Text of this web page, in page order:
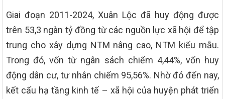
Giai đoạn 2011-2024, Xuân Lộc đã huy động được
trên 53,3 ngàn tỷ đồng từ các nguồn lực xã hội để tập
trung cho xây dựng NTM nâng cao, NTM kiểu mẫu.
Trong đó, vốn từ ngân sách chiếm 4,44%, vốn huy
động dân cư, tư nhân chiếm 95,56%. Nhờ đó đến nay,
kết cấu hạ tầng kinh tế – xã hội của huyện phát triển